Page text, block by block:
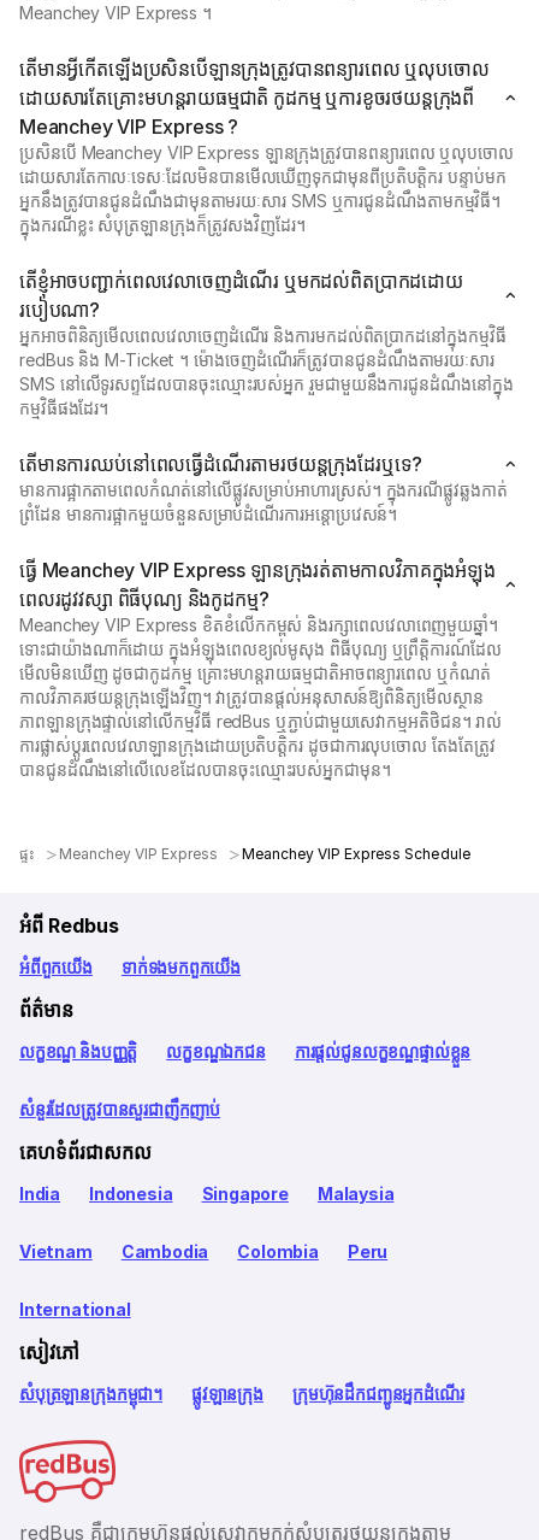
Meanchey VIP Express ។
តើមានអ្វីកើតឡើងប្រសិនបើឡានក្រុងត្រូវបានពន្យារពេល ឬលុបចោល
ដោយសារតែគ្រោះមហន្តរាយធម្មជាតិ កូដកម្ម ឬការខូចរថយន្តក្រុងពី
Meanchey VIP Express ?
ប្រសិនបើ Meanchey VIP Express ឡានក្រុងត្រូវបានពន្យារពេល ឬលុបចោល
ដោយសារតែកាលៈទេសៈដែលមិនបានមើលឃើញទុកជាមុនពីប្រតិបត្តិករ បន្ទាប់មក
អ្នកនឹងត្រូវបានជូនដំណឹងជាមុនតាមរយៈសារ SMS ឬការជូនដំណឹងតាមកម្មវិធី។
ក្នុងករណីខ្លះ សំបុត្រឡានក្រុងក៏ត្រូវសងវិញដែរ។
តើខ្ញុំអាចបញ្ជាក់ពេលវេលាចេញដំណើរ ឬមកដល់ពិតប្រាកដដោយ
របៀបណា?
អ្នកអាចពិនិត្យមើលពេលវេលាចេញដំណើរ និងការមកដល់ពិតប្រាកដនៅក្នុងកម្មវិធី
redBus និង M-Ticket ។ ម៉ោងចេញដំណើរក៏ត្រូវបានជូនដំណឹងតាមរយៈសារ
SMS នៅលើទូរសព្ទដែលបានចុះឈ្មោះរបស់អ្នក រួមជាមួយនឹងការជូនដំណឹងនៅក្នុង
កម្មវិធីផងដែរ។
តើ​មាន​ការ​ឈប់​នៅ​ពេល​ធ្វើ​ដំណើរ​តាម​រថយន្ត​ក្រុង​ដែរ​ឬ​ទេ?
មាន​ការ​ផ្អាក​តាម​ពេល​កំណត់​នៅ​លើ​ផ្លូវ​សម្រាប់​អាហារ​ស្រស់។ ក្នុងករណីផ្លូវឆ្លងកាត់
ព្រំដែន មានការផ្អាកមួយចំនួនសម្រាប់ដំណើរការអន្តោប្រវេសន៍។
ធ្វើ Meanchey VIP Express ឡានក្រុងរត់តាមកាលវិភាគក្នុងអំឡុង
ពេលរដូវវស្សា ពិធីបុណ្យ និងកូដកម្ម?
Meanchey VIP Express ខិតខំលើកកម្ពស់ និងរក្សាពេលវេលាពេញមួយឆ្នាំ។
ទោះជាយ៉ាងណាក៏ដោយ ក្នុងអំឡុងពេលខ្យល់មូសុង ពិធីបុណ្យ ឬព្រឹត្តិការណ៍ដែល
មើលមិនឃើញ ដូចជាកូដកម្ម គ្រោះមហន្តរាយធម្មជាតិអាចពន្យារពេល ឬកំណត់
កាលវិភាគរថយន្តក្រុងឡើងវិញ។ វាត្រូវបានផ្ដល់អនុសាសន៍ឱ្យពិនិត្យមើលស្ថាន
ភាពឡានក្រុងផ្ទាល់នៅលើកម្មវិធី redBus ឬភ្ជាប់ជាមួយសេវាកម្មអតិថិជន។ រាល់
ការផ្លាស់ប្តូរពេលវេលាឡានក្រុងដោយប្រតិបត្តិករ ដូចជាការលុបចោល តែងតែត្រូវ
បានជូនដំណឹងនៅលើលេខដែលបានចុះឈ្មោះរបស់អ្នកជាមុន។
ផ្ទះ Meanchey VIP Express Meanchey VIP Express Schedule
អំពី Redbus
អំពី​ពួក​យើង ទាក់ទង​មក​ពួក​យើង
ព័ត៌មាន
លក្ខខណ្ឌ និងបញ្ញត្តិ លក្ខខណ្ឌឯកជន ការផ្តល់ជូនលក្ខខណ្ឌផ្ទាល់ខ្លួន
សំនួរដែលត្រូវបានសួរជាញឹកញាប់
គេហទំព័រជាសកល
India Indonesia Singapore Malaysia
Vietnam Cambodia Colombia Peru
International
សៀវភៅ
សំបុត្រឡានក្រុងកម្ពុជា។ ផ្លូវឡានក្រុង ក្រុមហ៊ុនដឹកជញ្ជូនអ្នកដំណើរ
redBus គឺជាក្រុមហ៊ុនផ្តល់សេវាកម្មកក់សំបុត្ររថយន្តក្រុងតាម